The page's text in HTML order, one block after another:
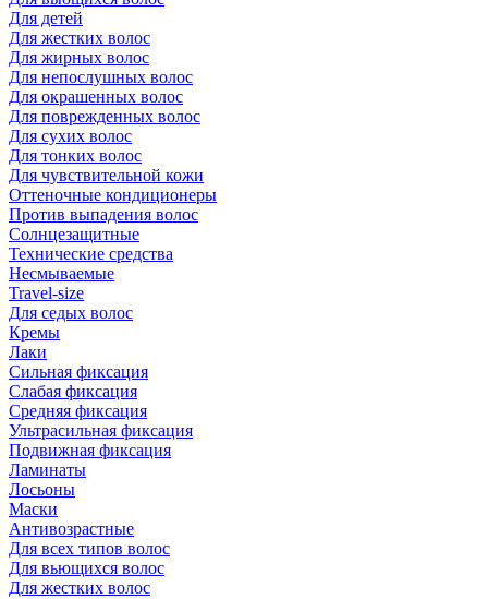
Для детей
Для жестких волос
Для жирных волос
Для непослушных волос
Для окрашенных волос
Для поврежденных волос
Для сухих волос
Для тонких волос
Для чувствительной кожи
Оттеночные кондиционеры
Против выпадения волос
Солнцезащитные
Технические средства
Несмываемые
Travel-size
Для седых волос
Кремы
Лаки
Сильная фиксация
Слабая фиксация
Средняя фиксация
Ультрасильная фиксация
Подвижная фиксация
Ламинаты
Лосьоны
Маски
Антивозрастные
Для всех типов волос
Для вьющихся волос
Для жестких волос